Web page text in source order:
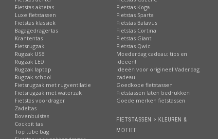
Fietstas aktetas
Luxe fietstassen
Fietstas klassiek
Bagagedragertas
Krantentas
Fietsrugzak
Rugzak USB
Rugzak LED
Rugzak laptop
Rugzak school
Fietsrugzak met rugventilatie
Fietsrugzak met waterzak
Fietstas voordrager
Zadeltas
Bovenbuistas
Cockpit tas
Top tube bag
Fietstas Koga
Fietstas Sparta
Fietstas Batavus
Fietstas Cortina
Fietstas Giant
Fietstas Qwic
Moederdag cadeau: tips en
ideeën!
Ideeën voor origineel Vaderdag
cadeau!
Goedkope fietstassen
Fietstassen laten bedrukken
Goede merken fietstassen
FIETSTASSEN > KLEUREN &
MOTIEF